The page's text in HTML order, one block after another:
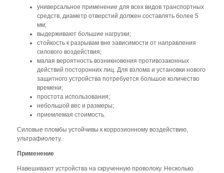
универсальное применение для всех видов транспортных
средств, диаметр отверстий должен составлять более 5
мм;
выдерживают большие нагрузки;
стойкость к разрывам вне зависимости от направления
силового воздействия;
малая вероятность возникновения противозаконных
действий посторонних лиц. Для взлома и установки нового
защитного устройства потребуется большое количество
времени;
простота использования;
небольшой вес и размеры;
приемлемая стоимость.
Силовые пломбы устойчивы к коррозионному воздействию,
ультрафиолету.
Применение
Навешивают устройства на скрученную проволоку. Несколько